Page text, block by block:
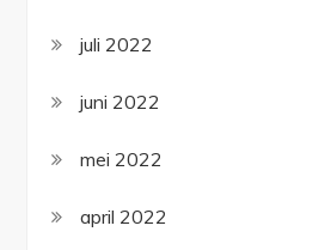
juli 2022
juni 2022
mei 2022
april 2022